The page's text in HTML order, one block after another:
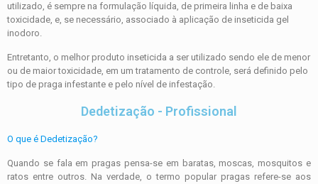
utilizado, é sempre na formulação líquida, de primeira linha e de baixa
toxicidade, e, se necessário, associado à aplicação de inseticida gel
inodoro.
Entretanto, o melhor produto inseticida a ser utilizado sendo ele de menor
ou de maior toxicidade, em um tratamento de controle, será definido pelo
tipo de praga infestante e pelo nível de infestação.
Dedetização - Profissional
O que é Dedetização?
Quando se fala em pragas pensa-se em baratas, moscas, mosquitos e
ratos entre outros. Na verdade, o termo popular pragas refere-se aos